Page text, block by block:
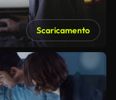
Scaricamento